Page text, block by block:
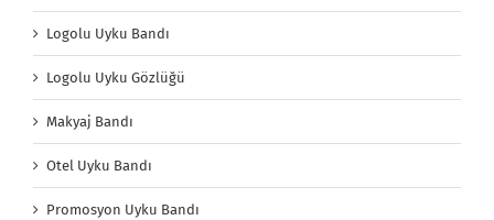
Logolu Uyku Bandı
Logolu Uyku Gözlüğü
Makyaj Bandı
Otel Uyku Bandı
Promosyon Uyku Bandı